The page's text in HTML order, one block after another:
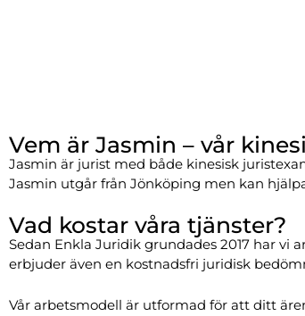
Vem är Jasmin – vår
Jasmin är jurist med både kinesisk
Jasmin utgår från Jönköping men kan
Vad kostar våra tjänster?
Sedan Enkla Juridik grundades 2017 har vi
erbjuder även en kostnadsfri juridisk
Vår arbetsmodell är utformad för att ditt